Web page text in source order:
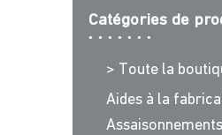
Catégories de
> Toute la
Aides à la
Assaisonnements